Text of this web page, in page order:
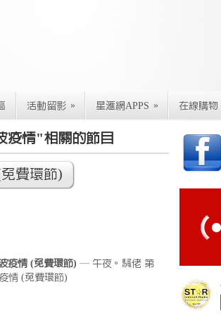
活動留影 » 星滙網APPS » 在線購物
疫情"相關的節目
費環節)
疫情 (免費環節) — 午夜。騷佬 第
情 (免費環節)